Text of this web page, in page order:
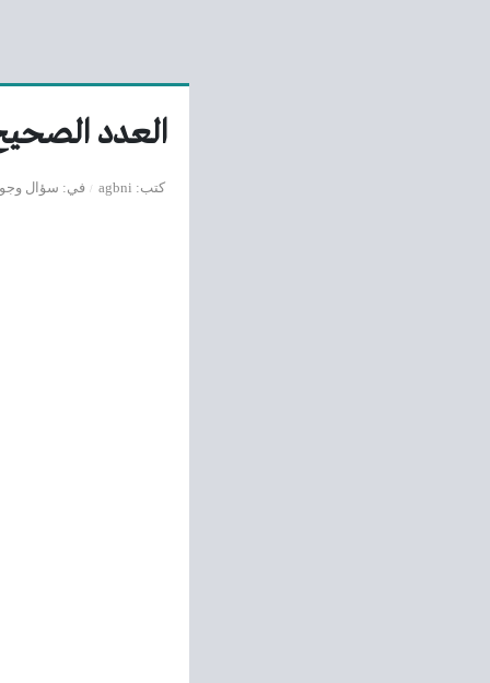
العدد الصحيح
كتب agbni في سؤال